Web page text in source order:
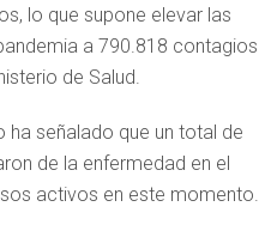
lo que supone elevar las
a 790.818 contagios
de Salud.
ha señalado que un total de
de la enfermedad en el
activos en este momento.